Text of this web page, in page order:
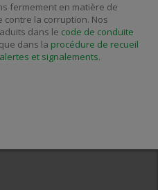
fermement en matière de
la corruption. Nos
dans le code de conduite
dans la procédure de recueil
et signalements.